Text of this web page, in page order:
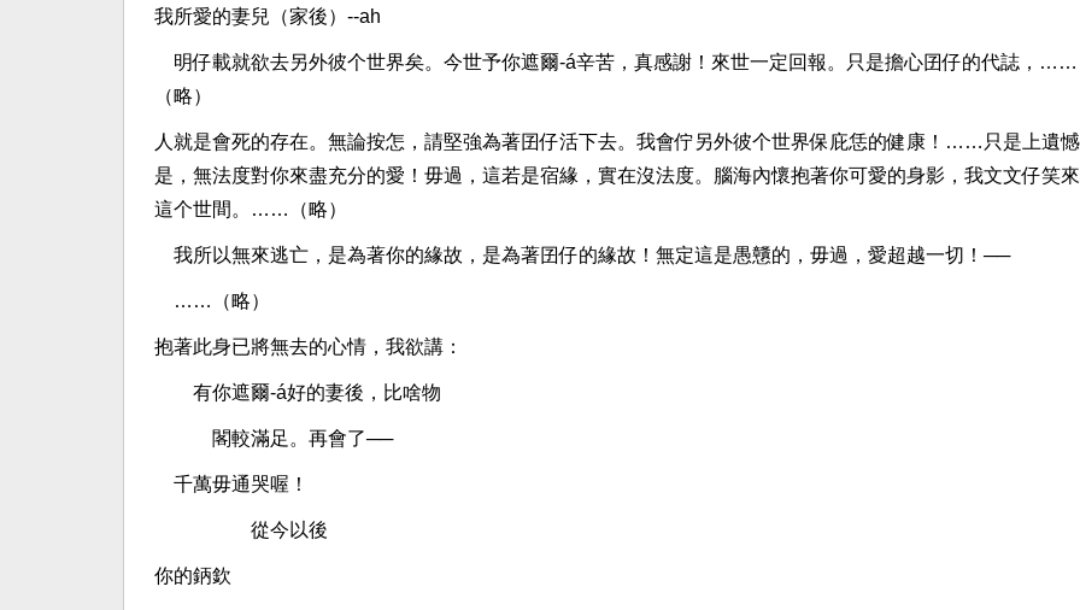
我所愛的妻兒（家後）--ah
明仔載就欲去另外彼个世界矣。今世予你遮爾-á辛苦，真感謝！來世一定回報。只是擔心囝仔的代誌，……
（略）
人就是會死的存在。無論按怎，請堅強為著囝仔活下去。我會佇另外彼个世界保庇恁的健康！……只是上遺
是，無法度對你來盡充分的愛！毋過，這若是宿緣，實在沒法度。腦海內懷抱著你可愛的身影，我文文仔笑
這个世間。……（略）
我所以無來逃亡，是為著你的緣故，是為著囝仔的緣故！無定這是愚戇的，毋過，愛超越一切！──
……（略）
抱著此身已將無去的心情，我欲講：
有你遮爾-á好的妻後，比啥物
閣較滿足。再會了──
千萬毋通哭喔！
從今以後
你的鈵欽